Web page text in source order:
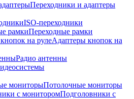
Переходники и адаптеры
ISO-переходники
Переходные рамки
Адаптеры кнопок на
Радио антенны
Потолочные мониторы
Подголовники с